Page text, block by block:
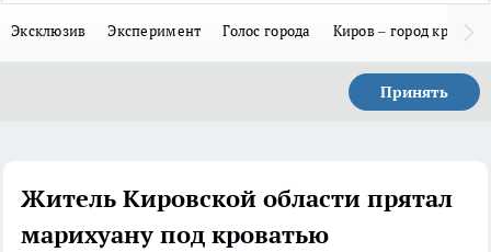
Эксклюзив Эксперимент Голос города Киров – город
Принять
Житель Кировской области прятал
марихуану под кроватью